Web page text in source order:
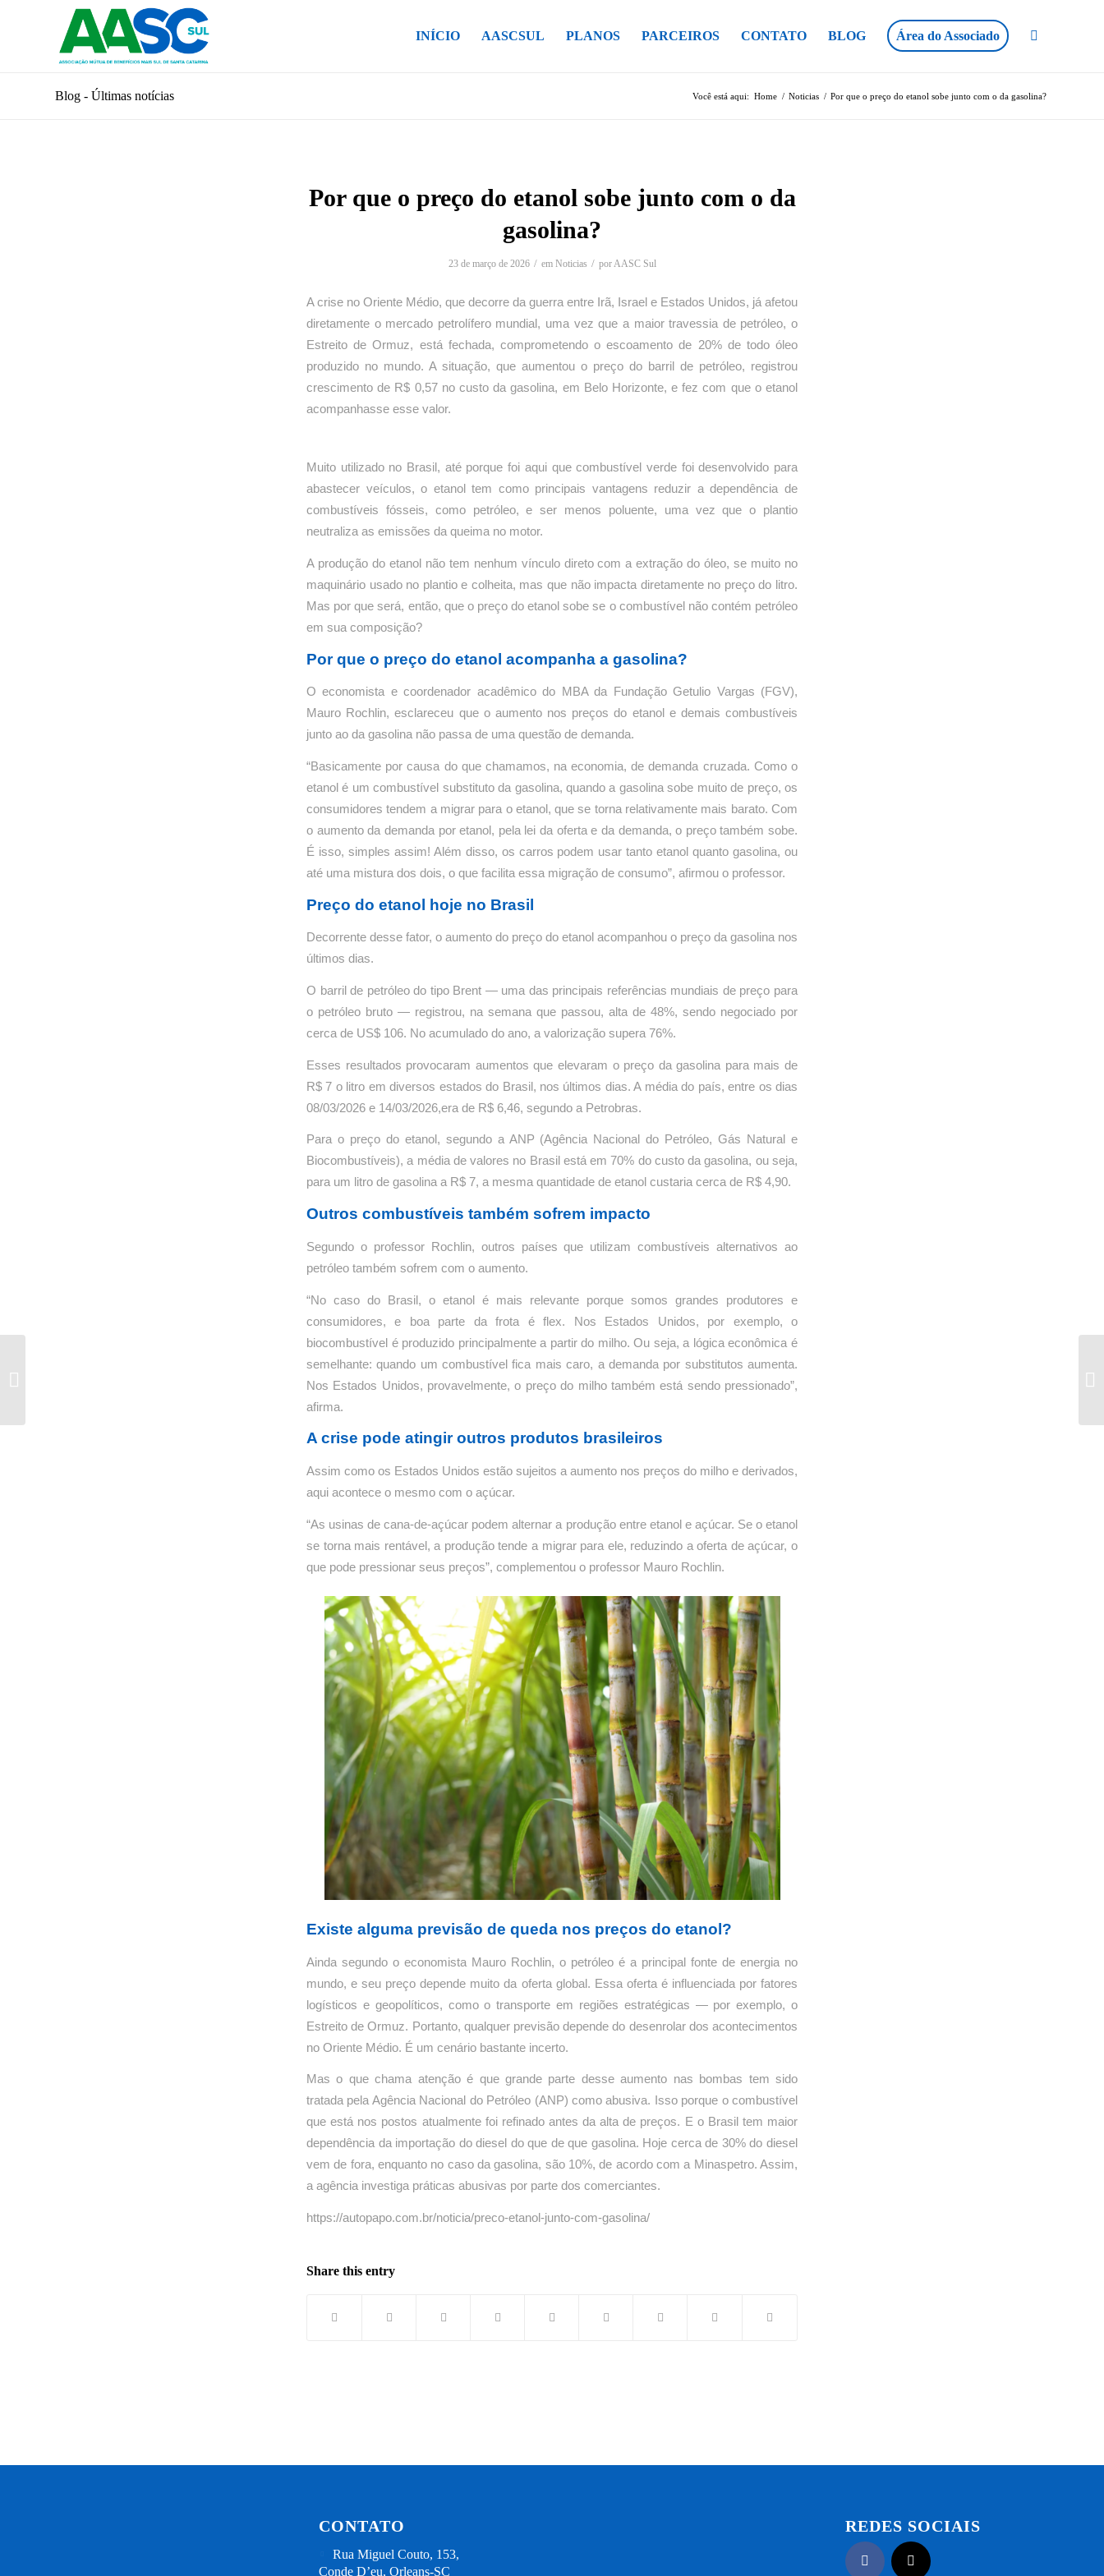
INÍCIO AASCSUL PLANOS PARCEIROS CONTATO BLOG Área do Associado
Blog - Últimas notícias Você está aqui: Home / Noticias / Por que o preço do etanol sobe junto com o da gasolina?
Por que o preço do etanol sobe junto com o da
gasolina?
23 de março de 2026 / em Noticias / porAASC Sul
A crise no Oriente Médio, que decorre da guerra entre Irã, Israel e Estados Unidos, já afetou
diretamente o mercado petrolífero mundial, uma vez que a maior travessia de petróleo, o
Estreito de Ormuz, está fechada, comprometendo o escoamento de 20% de todo óleo
produzido no mundo. A situação, que aumentou o preço do barril de petróleo, registrou
crescimento de R$ 0,57 no custo da gasolina, em Belo Horizonte, e fez com que o etanol
acompanhasse esse valor.
Muito utilizado no Brasil, até porque foi aqui que combustível verde foi desenvolvido para
abastecer veículos, o etanol tem como principais vantagens reduzir a dependência de
combustíveis fósseis, como petróleo, e ser menos poluente, uma vez que o plantio
neutraliza as emissões da queima no motor.
A produção do etanol não tem nenhum vínculo direto com a extração do óleo, se muito no
maquinário usado no plantio e colheita, mas que não impacta diretamente no preço do litro.
Mas por que será, então, que o preço do etanol sobe se o combustível não contém petróleo
em sua composição?
Por que o preço do etanol acompanha a gasolina?
O economista e coordenador acadêmico do MBA da Fundação Getulio Vargas (FGV),
Mauro Rochlin, esclareceu que o aumento nos preços do etanol e demais combustíveis
junto ao da gasolina não passa de uma questão de demanda.
“Basicamente por causa do que chamamos, na economia, de demanda cruzada. Como o
etanol é um combustível substituto da gasolina, quando a gasolina sobe muito de preço, os
consumidores tendem a migrar para o etanol, que se torna relativamente mais barato. Com
o aumento da demanda por etanol, pela lei da oferta e da demanda, o preço também sobe.
É isso, simples assim! Além disso, os carros podem usar tanto etanol quanto gasolina, ou
até uma mistura dos dois, o que facilita essa migração de consumo”, afirmou o professor.
Preço do etanol hoje no Brasil
Decorrente desse fator, o aumento do preço do etanol acompanhou o preço da gasolina nos
últimos dias.
O barril de petróleo do tipo Brent — uma das principais referências mundiais de preço para
o petróleo bruto — registrou, na semana que passou, alta de 48%, sendo negociado por
cerca de US$ 106. No acumulado do ano, a valorização supera 76%.
Esses resultados provocaram aumentos que elevaram o preço da gasolina para mais de
R$ 7 o litro em diversos estados do Brasil, nos últimos dias. A média do país, entre os dias
08/03/2026 e 14/03/2026,era de R$ 6,46, segundo a Petrobras.
Para o preço do etanol, segundo a ANP (Agência Nacional do Petróleo, Gás Natural e
Biocombustíveis), a média de valores no Brasil está em 70% do custo da gasolina, ou seja,
para um litro de gasolina a R$ 7, a mesma quantidade de etanol custaria cerca de R$ 4,90.
Outros combustíveis também sofrem impacto
Segundo o professor Rochlin, outros países que utilizam combustíveis alternativos ao
petróleo também sofrem com o aumento.
“No caso do Brasil, o etanol é mais relevante porque somos grandes produtores e
consumidores, e boa parte da frota é flex. Nos Estados Unidos, por exemplo, o
biocombustível é produzido principalmente a partir do milho. Ou seja, a lógica econômica é
semelhante: quando um combustível fica mais caro, a demanda por substitutos aumenta.
Nos Estados Unidos, provavelmente, o preço do milho também está sendo pressionado”,
afirma.
A crise pode atingir outros produtos brasileiros
Assim como os Estados Unidos estão sujeitos a aumento nos preços do milho e derivados,
aqui acontece o mesmo com o açúcar.
“As usinas de cana-de-açúcar podem alternar a produção entre etanol e açúcar. Se o etanol
se torna mais rentável, a produção tende a migrar para ele, reduzindo a oferta de açúcar, o
que pode pressionar seus preços”, complementou o professor Mauro Rochlin.
Existe alguma previsão de queda nos preços do etanol?
Ainda segundo o economista Mauro Rochlin, o petróleo é a principal fonte de energia no
mundo, e seu preço depende muito da oferta global. Essa oferta é influenciada por fatores
logísticos e geopolíticos, como o transporte em regiões estratégicas — por exemplo, o
Estreito de Ormuz. Portanto, qualquer previsão depende do desenrolar dos acontecimentos
no Oriente Médio. É um cenário bastante incerto.
Mas o que chama atenção é que grande parte desse aumento nas bombas tem sido
tratada pela Agência Nacional do Petróleo (ANP) como abusiva. Isso porque o combustível
que está nos postos atualmente foi refinado antes da alta de preços. E o Brasil tem maior
dependência da importação do diesel do que de que gasolina. Hoje cerca de 30% do diesel
vem de fora, enquanto no caso da gasolina, são 10%, de acordo com a Minaspetro. Assim,
a agência investiga práticas abusivas por parte dos comerciantes.
https://autopapo.com.br/noticia/preco-etanol-junto-com-gasolina/
Share this entry
CONTATO
Rua Miguel Couto, 153,
Conde D’eu, Orleans-SC
REDES SOCIAIS